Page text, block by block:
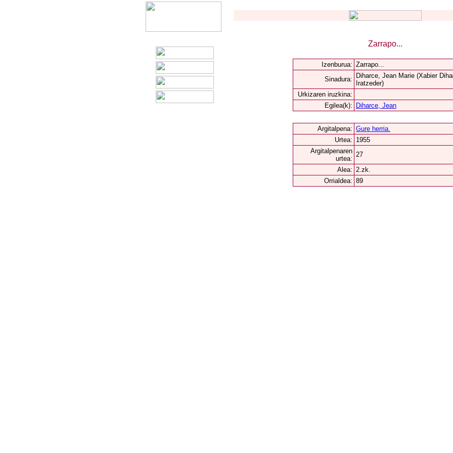
Zarrapo...
Izenburua: Zarrapo...
Sinadura:
Diharce, Jean Marie (Xabier
Iratzeder)
Urkizaren iruzkina:
Egilea(k):
Diharce, Jean
Argitalpena: Gure herria.
Urtea: 1955
Argitalpenaren
urtea:
27
Alea: 2.zk.
Orrialdea: 89